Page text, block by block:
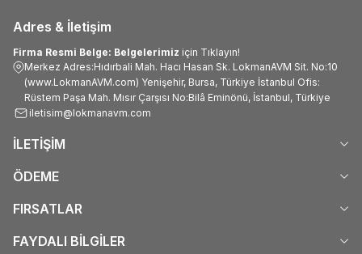
Adres & İletişim
Firma Resmi Belge: Belgelerimiz için Tıklayın!
Merkez Adres:Hıdırbali Mah. Hacı Hasan Sk. LokmanAVM Sit. No:10
(www.LokmanAVM.com) Yenişehir, Bursa, Türkiye İstanbul Ofis:
Rüstem Paşa Mah. Mısır Çarşısı No:Bilâ Eminönü, İstanbul, Türkiye
iletisim@lokmanavm.com
İLETİŞİM
ÖDEME
FIRSATLAR
FAYDALI BİLGİLER